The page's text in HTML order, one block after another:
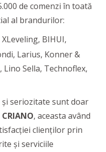
de comenzi în toată
al brandurilor:
BIHUI,
Larius, Konner &
Lino Sella, Technoflex,
seriozitate sunt doar
CRIANO, aceasta având
clienților prin
și serviciile